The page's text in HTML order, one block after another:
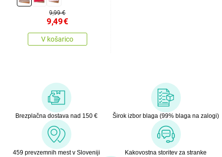
9,99 €
9,49€
V košarico
Brezplačna dostava nad 150 € Širok izbor blaga (99% blaga na zalogi)
459 prevzemnih mest v Sloveniji Kakovostna storitev za stranke